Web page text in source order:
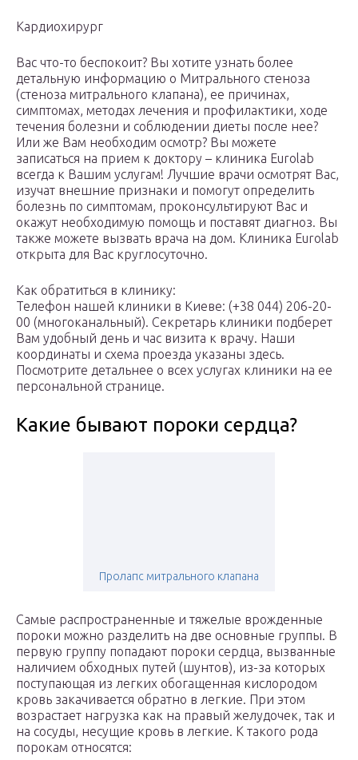
Кардиохирург
Вас что-то беспокоит? Вы хотите узнать более
детальную информацию о Митрального стеноза
(стеноза митрального клапана), ее причинах,
симптомах, методах лечения и профилактики, ходе
течения болезни и соблюдении диеты после нее?
Или же Вам необходим осмотр? Вы можете
записаться на прием к доктору – клиника Eurolab
всегда к Вашим услугам! Лучшие врачи осмотрят Вас,
изучат внешние признаки и помогут определить
болезнь по симптомам, проконсультируют Вас и
окажут необходимую помощь и поставят диагноз. Вы
также можете вызвать врача на дом. Клиника Eurolab
открыта для Вас круглосуточно.
Как обратиться в клинику:
Телефон нашей клиники в Киеве: (+38 044) 206-20-
00 (многоканальный). Секретарь клиники подберет
Вам удобный день и час визита к врачу. Наши
координаты и схема проезда указаны здесь.
Посмотрите детальнее о всех услугах клиники на ее
персональной странице.
Какие бывают пороки сердца?
Пролапс митрального клапана
Самые распространенные и тяжелые врожденные
пороки можно разделить на две основные группы. В
первую группу попадают пороки сердца, вызванные
наличием обходных путей (шунтов), из-за которых
поступающая из легких обогащенная кислородом
кровь закачивается обратно в легкие. При этом
возрастает нагрузка как на правый желудочек, так и
на сосуды, несущие кровь в легкие. К такого рода
порокам относятся: